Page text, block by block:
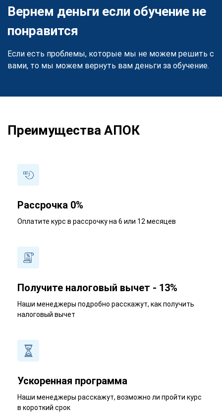
Вернем деньги если обучение не
понравится
Если есть проблемы, которые мы не можем решить с
вами, то мы можем вернуть вам деньги за обучение.
Преимущества АПОК
Рассрочка 0%
Оплатите курс в рассрочку на 6 или 12 месяцев
Получите налоговый вычет - 13%
Наши менеджеры подробно расскажут, как получить
налоговый вычет
Ускоренная программа
Наши менеджеры расскажут, возможно ли пройти курс
в короткий срок